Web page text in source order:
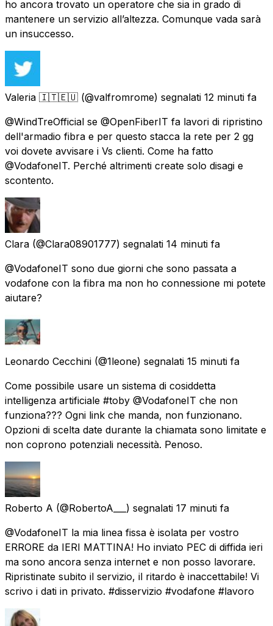
ho ancora trovato un operatore che sia in grado di
mantenere un servizio all’altezza. Comunque vada sarà
un insuccesso.
Valeria 🇮🇹🇪🇺 (@valfromrome) segnalati 12 minuti fa
@WindTreOfficial se @OpenFiberIT fa lavori di ripristino
dell'armadio fibra e per questo stacca la rete per 2 gg
voi dovete avvisare i Vs clienti. Come ha fatto
@VodafoneIT. Perché altrimenti create solo disagi e
scontento.
Clara (@Clara08901777) segnalati 14 minuti fa
@VodafoneIT sono due giorni che sono passata a
vodafone con la fibra ma non ho connessione mi potete
aiutare?
Leonardo Cecchini (@1leone) segnalati 15 minuti fa
Come possibile usare un sistema di cosiddetta
intelligenza artificiale #toby @VodafoneIT che non
funziona??? Ogni link che manda, non funzionano.
Opzioni di scelta date durante la chiamata sono limitate e
non coprono potenziali necessità. Penoso.
Roberto A (@RobertoA___) segnalati 17 minuti fa
@VodafoneIT la mia linea fissa è isolata per vostro
ERRORE da IERI MATTINA! Ho inviato PEC di diffida ieri
ma sono ancora senza internet e non posso lavorare.
Ripristinate subito il servizio, il ritardo è inaccettabile! Vi
scrivo i dati in privato. #disservizio #vodafone #lavoro